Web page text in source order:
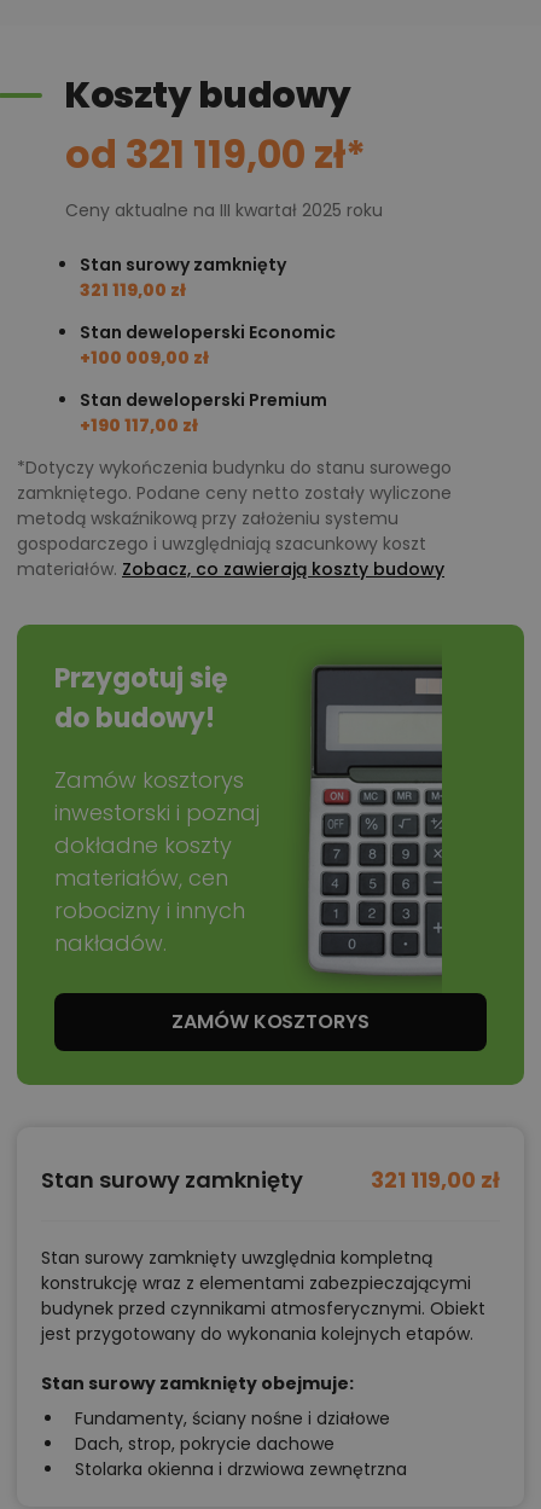
Koszty budowy
od 321 119,00 zł*
Ceny aktualne na III kwartał 2025 roku
Stan surowy zamknięty
321 119,00 zł
Stan deweloperski Economic
+100 009,00 zł
Stan deweloperski Premium
+190 117,00 zł
*Dotyczy wykończenia budynku do stanu surowego
zamkniętego. Podane ceny netto zostały wyliczone
metodą wskaźnikową przy założeniu systemu
gospodarczego i uwzględniają szacunkowy koszt
materiałów. Zobacz, co zawierają koszty budowy
Przygotuj się
do budowy!
Zamów kosztorys
inwestorski i poznaj
dokładne koszty
materiałów, cen
robocizny i innych
nakładów.
ZAMÓW KOSZTORYS
Stan surowy zamknięty 321 119,00 zł
Stan surowy zamknięty uwzględnia kompletną
konstrukcję wraz z elementami zabezpieczającymi
budynek przed czynnikami atmosferycznymi. Obiekt
jest przygotowany do wykonania kolejnych etapów.
Stan surowy zamknięty obejmuje:
Fundamenty, ściany nośne i działowe
Dach, strop, pokrycie dachowe
Stolarka okienna i drzwiowa zewnętrzna